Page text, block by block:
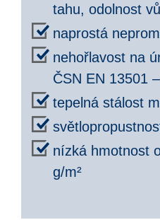
tahu, odolnost
naprostá
nehořlavost na
ČSN EN 13501
tepelná stálost
nízká hmotnost
g/m²